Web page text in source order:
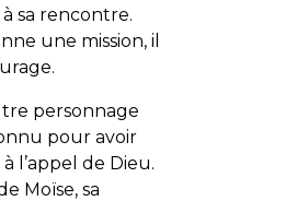
sa rencontre.
une mission, il
personnage
pour avoir
l’appel de Dieu.
Moïse, sa